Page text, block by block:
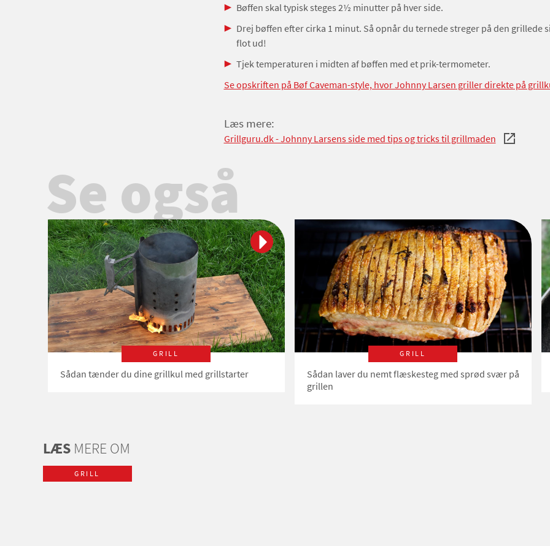
Bøffen skal typisk steges 2½ minutter på hver side.
Drej bøffen efter cirka 1 minut. Så opnår du ternede streger på den grillede
flot ud!
Tjek temperaturen i midten af bøffen med et prik-termometer.
Se opskriften på Bøf Caveman-style, hvor Johnny Larsen griller direkte på
Læs mere:
Grillguru.dk - Johnny Larsens side med tips og tricks til grillmaden
Se også
GRILL
Sådan tænder du dine grillkul med grillstarter
GRILL
Sådan laver du nemt flæskesteg med sprød svær på
grillen
LÆSMERE OM
GRILL